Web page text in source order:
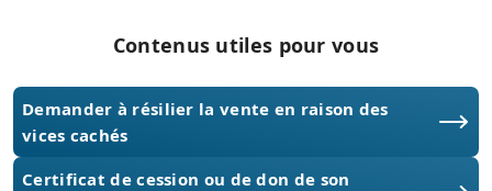
Contenus utiles pour vous
Demander à résilier la vente en raison des
vices cachés
Certificat de cession ou de don de son